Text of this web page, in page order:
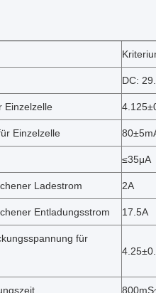
DC:
Einzelzelle
Einzelzelle
≤35μA
Ladestrom 2A
Entladungsstrom 17.5A
für